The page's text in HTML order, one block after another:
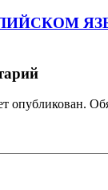
опубликован.